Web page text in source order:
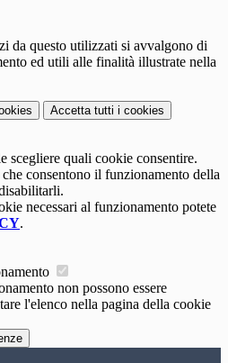
da questo utilizzati si avvalgono di
ed utili alle finalità illustrate nella
Accetta tutti i cookies
scegliere quali cookie consentire.
consentono il funzionamento della
necessari al funzionamento potete
.
non possono essere
l'elenco nella pagina della cookie